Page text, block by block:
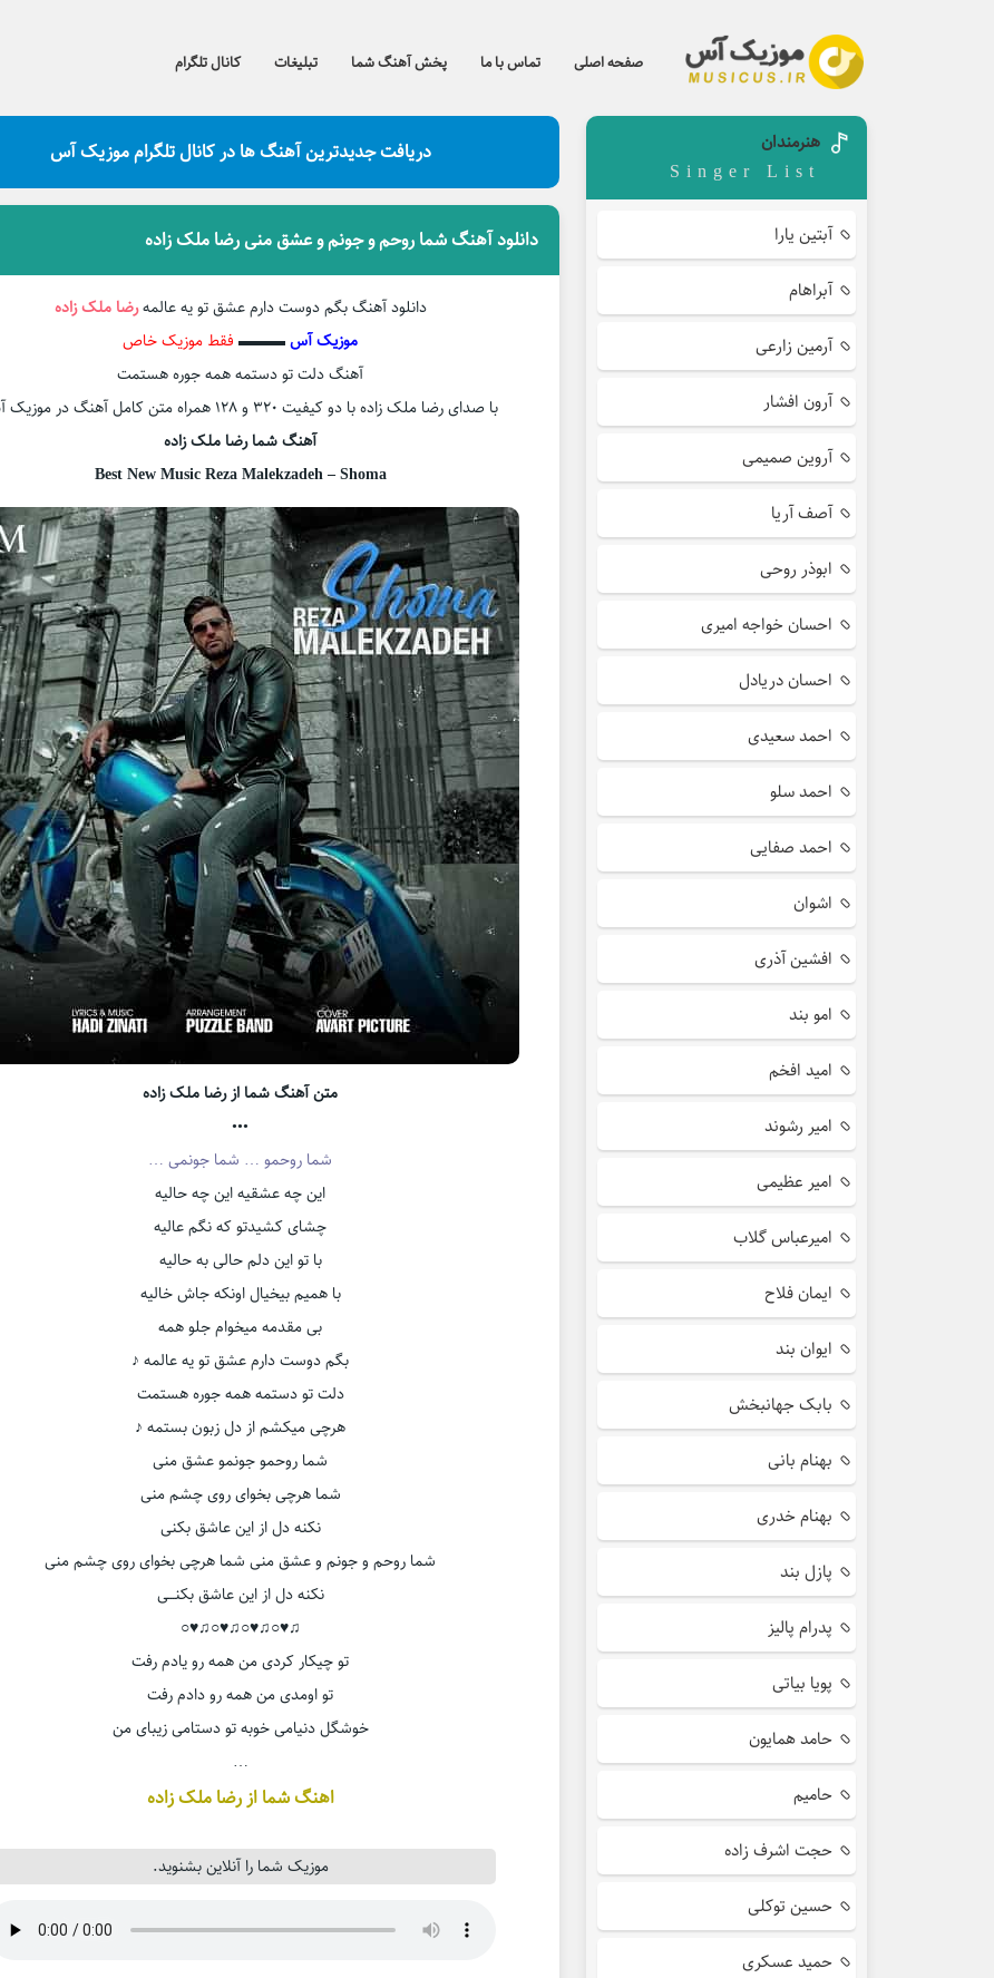
صفحه اصلی تماس با ما پخش آهنگ شما تبلیغات کانال تلگرام
دریافت جدیدترین آهنگ ها در کانال تلگرام موزیک آس
دانلود آهنگ شما روحم و جونم و عشق منی رضا ملک زاده
دانلود آهنگ بگم دوست دارم عشق تو یه عالمهرضا ملک زاده
موزیک آس▬▬▬ فقط موزیک خاص
آهنگ دلت تو دستمه همه جوره هستمت
با صدای رضا ملک زاده با دو کیفیت ۳۲۰ و ۱۲۸ همراه متن کامل آهنگ در موزیک آس
آهنگ شما رضا ملک زاده
Best New Music Reza Malekzadeh – Shoma
متن آهنگ شما از رضا ملک زاده
•••
شما روحمو … شما جونمی …
این چه عشقیه این چه حالیه
چشای کشیدتو که نگم عالیه
با تو این دلم حالی به حالیه
با همیم بیخیال اونکه جاش خالیه
بی مقدمه میخوام جلو همه
بگم دوست دارم عشق تو یه عالمه ♪
دلت تو دستمه همه جوره هستمت
هرچی میکشم از دل زبون بستمه ♪
شما روحمو جونمو عشق منی
شما هرچی بخوای روی چشم منی
نکنه دل از این عاشق بکنی
شما روحم و جونم و عشق منی شما هرچی بخوای روی چشم منی
نکنه دل از این عاشق بکنـــی
♫♥○♫♥○♫♥○♫♥○
تو چیکار کردی من همه رو یادم رفت
تو اومدی من همه رو دادم رفت
خوشگل دنیامی خوبه تو دستامی زیبای من
…
اهنگ شما از رضا ملک زاده
موزیک شما را آنلاین بشنوید.
هنرمندان
Singer List
آبتین یارا
آبراهام
آرمین زارعی
آرون افشار
آروین صمیمی
آصف آریا
ابوذر روحی
احسان خواجه امیری
احسان دریادل
احمد سعیدی
احمد سلو
احمد صفایی
اشوان
افشین آذری
امو بند
امید افخم
امیر رشوند
امیر عظیمی
امیرعباس گلاب
ایمان فلاح
ایوان بند
بابک جهانبخش
بهنام بانی
بهنام خدری
پازل بند
پدرام پالیز
پویا بیاتی
حامد همایون
حامیم
حجت اشرف زاده
حسین توکلی
حمید عسکری